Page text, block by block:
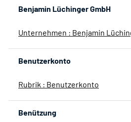
Benjamin Lüchinger GmbH
Unternehmen : Benjamin
Benutzerkonto
Rubrik : Benutzerkonto
Benützung